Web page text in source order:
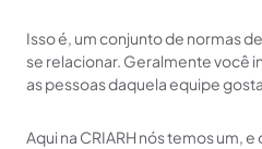
Isso é, um conjunto de normas
se relacionar. Geralmente você
as pessoas daquela equipe
Aqui na CRIARH nós temos um,